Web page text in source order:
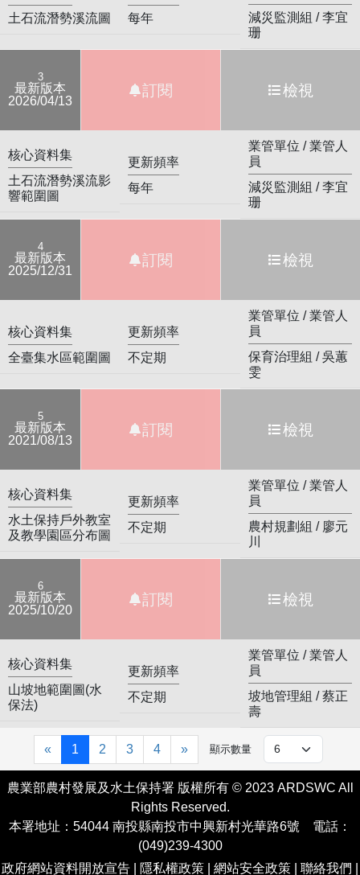
土石流潛勢溪流圖
每年
減災監測組 / 李宜
珊
3
最新版本
2026/04/13
訂閱 檢視
核心資料集
土石流潛勢溪流影
響範圍圖
更新頻率
每年
業管單位 / 業管人
員
減災監測組 / 李宜
珊
4
最新版本
2025/12/31
訂閱 檢視
核心資料集
全臺集水區範圍圖
更新頻率
不定期
業管單位 / 業管人
員
保育治理組 / 吳蕙
雯
5
最新版本
2021/08/13
訂閱 檢視
核心資料集
水土保持戶外教室
及教學園區分布圖
更新頻率
不定期
業管單位 / 業管人
員
農村規劃組 / 廖元
川
6
最新版本
2025/10/20
訂閱 檢視
核心資料集
山坡地範圍圖(水
保法)
更新頻率
不定期
業管單位 / 業管人
員
坡地管理組 / 蔡正
壽
« 1 2 3 4 » 顯示數量
農業部農村發展及水土保持署 版權所有 © 2023 ARDSWC All
Rights Reserved.
本署地址：54044 南投縣南投市中興新村光華路6號 電話：
(049)239-4300
政府網站資料開放宣告
隱私權政策 網站安全政策 聯絡我們